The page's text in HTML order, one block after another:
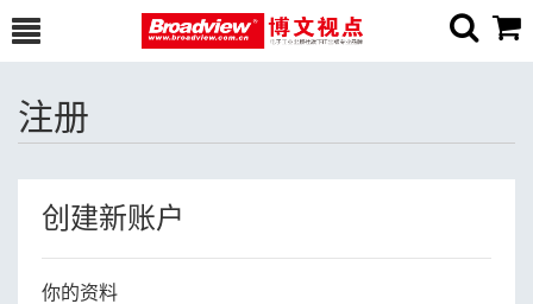
注册
创建新账户
你的资料